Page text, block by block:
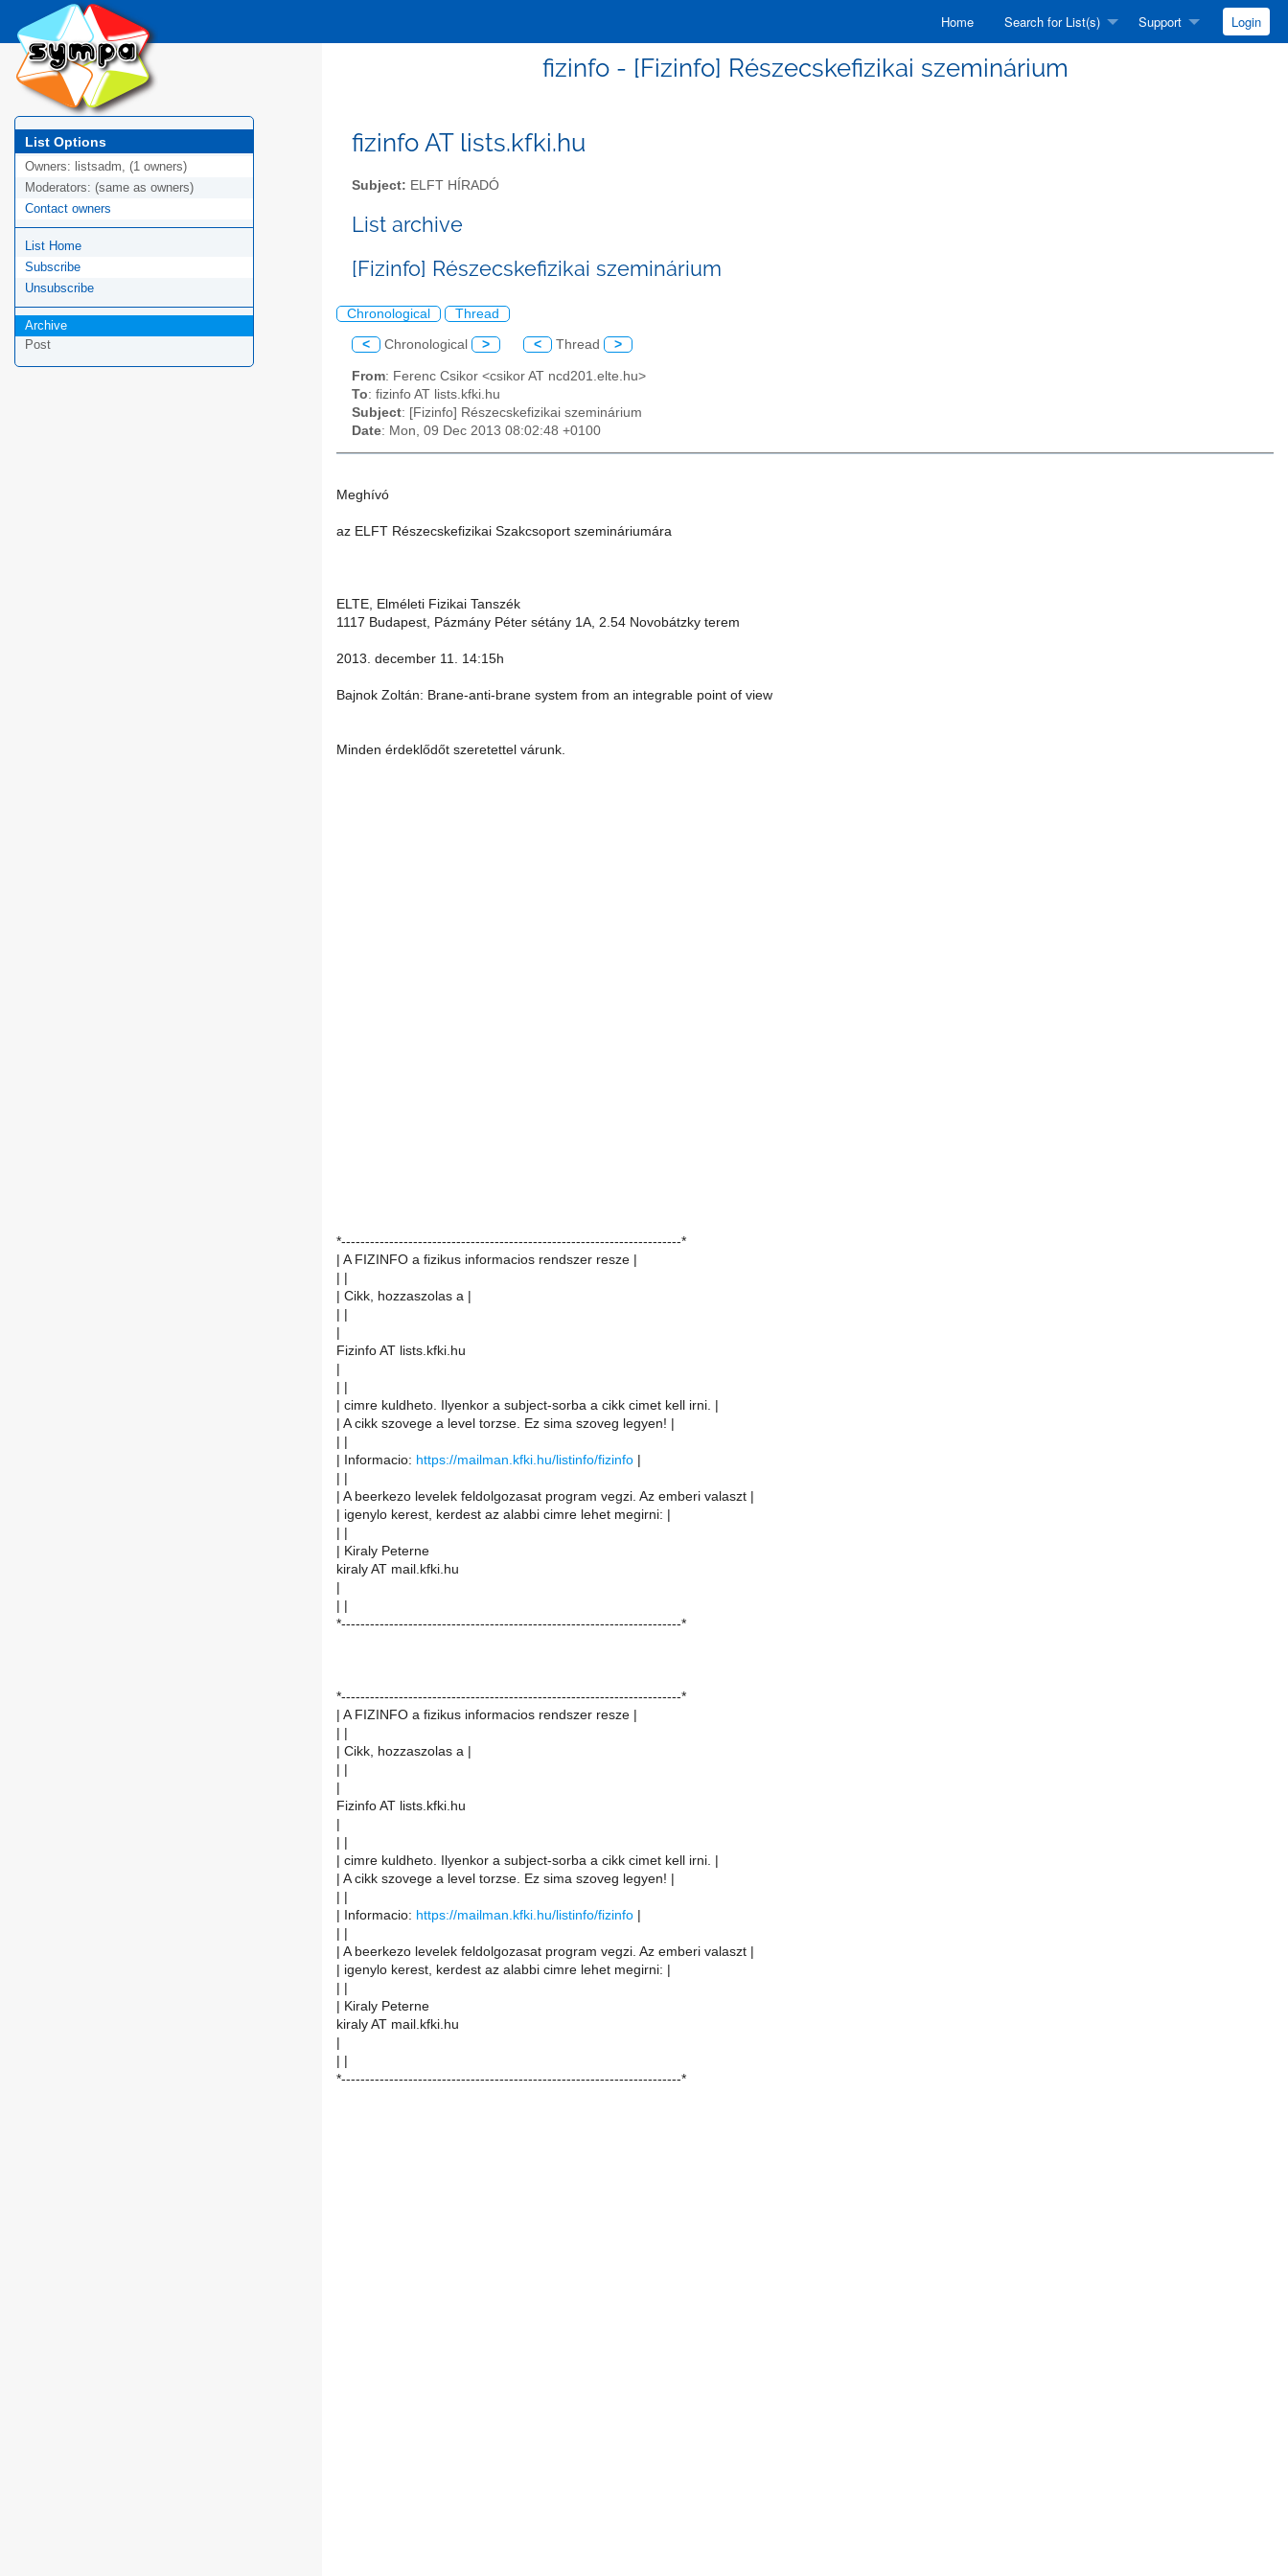
Home Search for List(s) Support Login
fizinfo - [Fizinfo] Részecskefizikai szeminárium
List Options
Owners: listsadm, (1 owners)
Moderators: (same as owners)
Contact owners
List Home
Subscribe
Unsubscribe
Archive
Post
fizinfo AT lists.kfki.hu
Subject: ELFT HÍRADÓ
List archive
[Fizinfo] Részecskefizikai szeminárium
Chronological Thread
< Chronological > < Thread >
From: Ferenc Csikor <csikor AT ncd201.elte.hu>
To: fizinfo AT lists.kfki.hu
Subject: [Fizinfo] Részecskefizikai szeminárium
Date: Mon, 09 Dec 2013 08:02:48 +0100
Meghívó
az ELFT Részecskefizikai Szakcsoport szemináriumára
ELTE, Elméleti Fizikai Tanszék
1117 Budapest, Pázmány Péter sétány 1A, 2.54 Novobátzky terem
2013. december 11. 14:15h
Bajnok Zoltán: Brane-anti-brane system from an integrable point of view
Minden érdeklődőt szeretettel várunk.
*-----------------------------------------------------------------------*
| A FIZINFO a fizikus informacios rendszer resze |
| Cikk, hozzaszolas a |
Fizinfo AT lists.kfki.hu
| cimre kuldheto. Ilyenkor a subject-sorba a cikk cimet kell irni. |
| A cikk szovege a level torzse. Ez sima szoveg legyen! |
| Informacio: https://mailman.kfki.hu/listinfo/fizinfo
| A beerkezo levelek feldolgozasat program vegzi. Az emberi valaszt |
| igenylo kerest, kerdest az alabbi cimre lehet megirni: |
| Kiraly Peterne
kiraly AT mail.kfki.hu
*-----------------------------------------------------------------------*
*-----------------------------------------------------------------------*
| A FIZINFO a fizikus informacios rendszer resze |
| Cikk, hozzaszolas a |
Fizinfo AT lists.kfki.hu
| cimre kuldheto. Ilyenkor a subject-sorba a cikk cimet kell irni. |
| A cikk szovege a level torzse. Ez sima szoveg legyen! |
| Informacio: https://mailman.kfki.hu/listinfo/fizinfo
| A beerkezo levelek feldolgozasat program vegzi. Az emberi valaszt |
| igenylo kerest, kerdest az alabbi cimre lehet megirni: |
| Kiraly Peterne
kiraly AT mail.kfki.hu
*-----------------------------------------------------------------------*